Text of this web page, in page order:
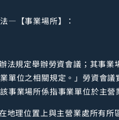
—【事業場所】：
法規定舉辦勞資會議；其事
單位之相關規定。」勞資會
事業場所係指事業單位於主
地理位置上與主營業處所有